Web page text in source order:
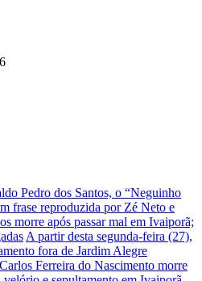
Pedro dos Santos, o “Neguinho
frase reproduzida por Zé Neto e
morre após passar mal em Ivaiporã;
A partir desta segunda-feira (27),
fora de Jardim Alegre
Ferreira do Nascimento morre